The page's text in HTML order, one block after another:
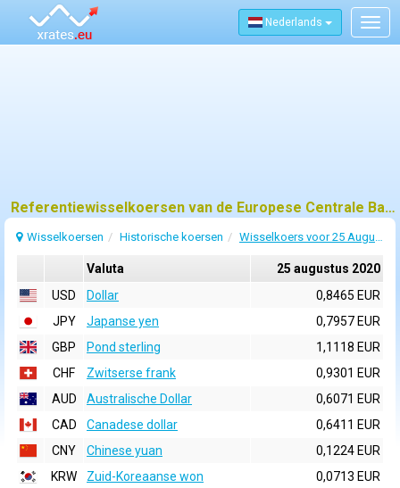
Nederlands
Referentiewisselkoersen van de Europese Centrale Bank (ECB) voor 25 augustus 2020
Wisselkoersen Historische koersen Wisselkoers voor 25 Augustus 2020
Valuta
25 augustus 2020
USD
Dollar
0,8465 EUR
JPY
Japanse yen
0,7957 EUR
GBP
Pond sterling
1,1118 EUR
CHF
Zwitserse frank
0,9301 EUR
AUD
Australische Dollar
0,6071 EUR
CAD
Canadese dollar
0,6411 EUR
CNY
Chinese yuan
0,1224 EUR
KRW
Zuid-Koreaanse won
0,0713 EUR